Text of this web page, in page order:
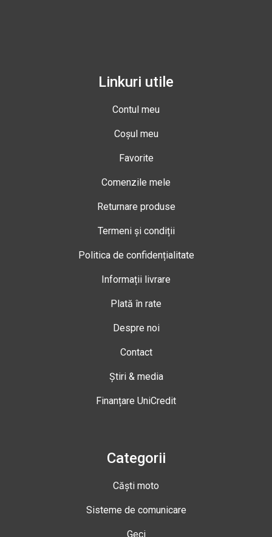
Linkuri utile
Contul meu
Coșul meu
Favorite
Comenzile mele
Returnare produse
Termeni și condiții
Politica de confidențialitate
Informații livrare
Plată în rate
Despre noi
Contact
Știri & media
Finanțare UniCredit
Categorii
Căști moto
Sisteme de comunicare
Geci